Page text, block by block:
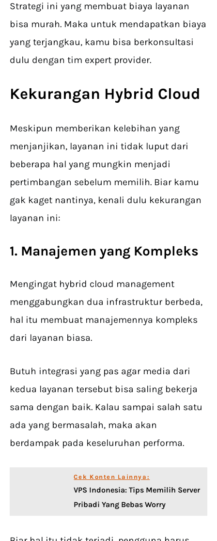
Strategi ini yang membuat biaya layanan
bisa murah. Maka untuk mendapatkan biaya
yang terjangkau, kamu bisa berkonsultasi
dulu dengan tim expert provider.
Kekurangan Hybrid Cloud
Meskipun memberikan kelebihan yang
menjanjikan, layanan ini tidak luput dari
beberapa hal yang mungkin menjadi
pertimbangan sebelum memilih. Biar kamu
gak kaget nantinya, kenali dulu kekurangan
layanan ini:
1. Manajemen yang Kompleks
Mengingat hybrid cloud management
menggabungkan dua infrastruktur berbeda,
hal itu membuat manajemennya kompleks
dari layanan biasa.
Butuh integrasi yang pas agar media dari
kedua layanan tersebut bisa saling bekerja
sama dengan baik. Kalau sampai salah satu
ada yang bermasalah, maka akan
berdampak pada keseluruhan performa.
Cek Konten Lainnya:
VPS Indonesia: Tips Memilih Server
Pribadi Yang Bebas Worry